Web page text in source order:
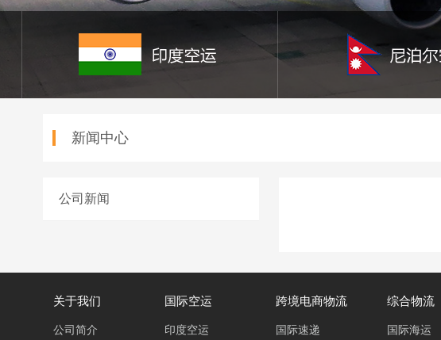
新闻中心
公司新闻
关于我们
公司简介
国际空运
印度空运
跨境电商物流
国际速递
综合物流
国际海运